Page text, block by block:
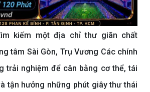
kiếm một địa chỉ thư giãn chất
tâm Sài Gòn, Trụ Vương Các chính
trải nghiệm để cân bằng cơ thể, tái
tận hưởng những phút giây thư thái